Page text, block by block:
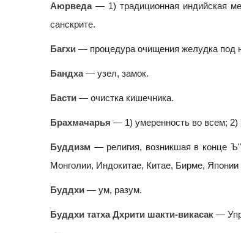
Аюрведа— 1) традиционная индийская
санскрите.
Багхи — процедура очищения желудка под
Бандха— узел, замок.
Басти — очистка кишечника.
Брахмачарья — 1) умеренность во всем; 2)
Буддизм — религия, возникшая в конце
Монголии, Индокитае, Китае, Бирме, Японии
Буддхи — ум, разум.
Буддхи татха Дхрити шакти-викасак —